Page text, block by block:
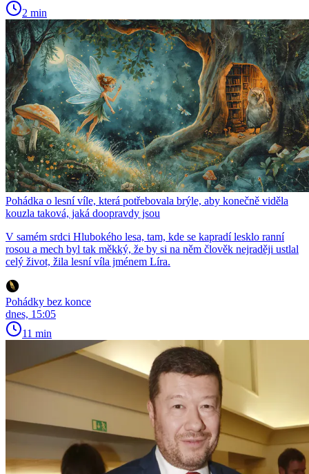
2 min
Pohádka o lesní víle, která potřebovala brýle, aby konečně viděla
kouzla taková, jaká doopravdy jsou
V samém srdci Hlubokého lesa, tam, kde se kapradí lesklo ranní
rosou a mech byl tak měkký, že by si na něm člověk nejraději ustlal
celý život, žila lesní víla jménem Líra.
Pohádky bez konce
dnes, 15:05
11 min